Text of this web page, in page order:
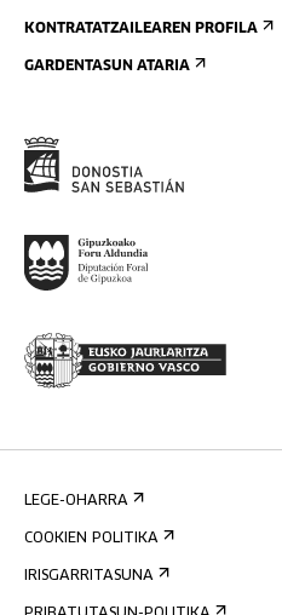
KONTRATATZAILEAREN PROFILA
GARDENTASUN ATARIA
LEGE-OHARRA
COOKIEN POLITIKA
IRISGARRITASUNA